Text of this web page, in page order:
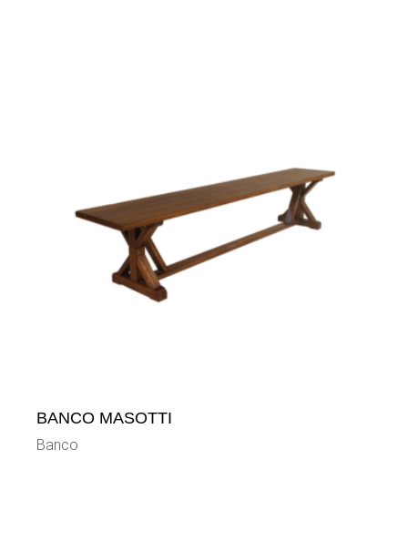
BANCO MASOTTI
Banco